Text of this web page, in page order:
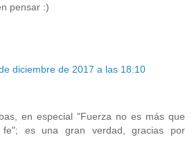
pensar :)
diciembre de 2017 a las 18:10
en especial "Fuerza no es más que
es una gran verdad, gracias por